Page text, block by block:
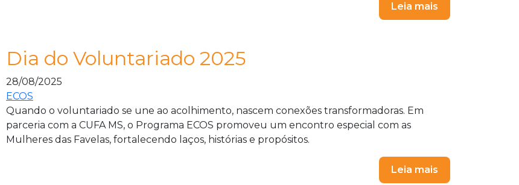
Leia mais
Dia do Voluntariado 2025
28/08/2025
ECOS
Quando o voluntariado se une ao acolhimento, nascem conexões transformadoras. Em
parceria com a CUFA MS, o Programa ECOS promoveu um encontro especial com as
Mulheres das Favelas, fortalecendo laços, histórias e propósitos.
Leia mais